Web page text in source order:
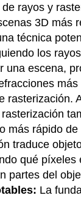
rayos y
3D más
técnica
los
una escena,
rasterización.
más rápido
traduce
qué píxeles
partes del
La